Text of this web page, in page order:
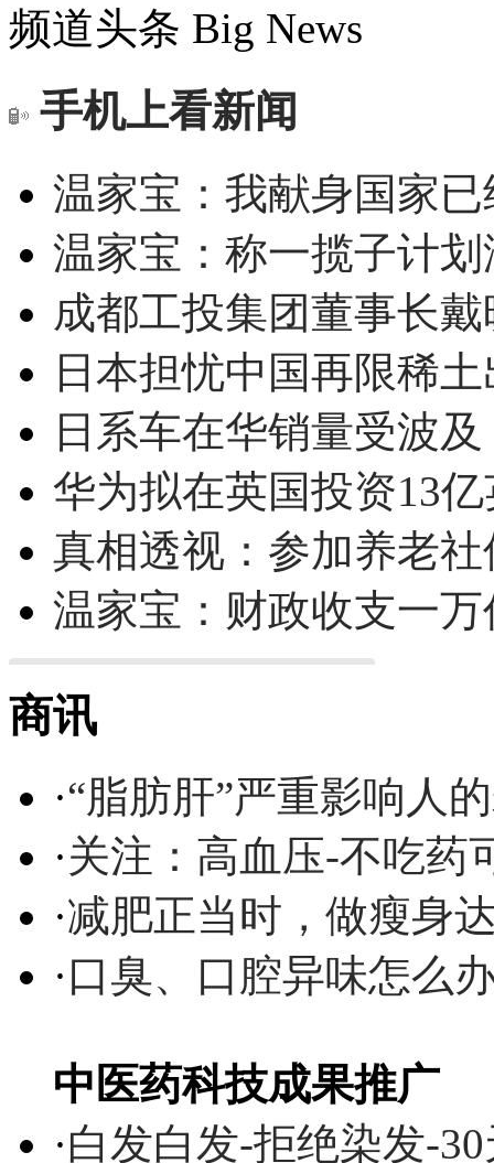
频道头条 Big News
手机上看新闻
温家宝：我献身国家
温家宝：称一揽子计
成都工投集团董事长
日本担忧中国再限稀
日系车在华销量受波
华为拟在英国投资13
真相透视：参加养老
温家宝：财政收支一
商讯
·“脂肪肝”严重影响人
·关注：高血压-不吃药
·减肥正当时，做瘦身
·口臭、口腔异味怎么
中医药科技成果推广
·白发白发-拒绝染发-